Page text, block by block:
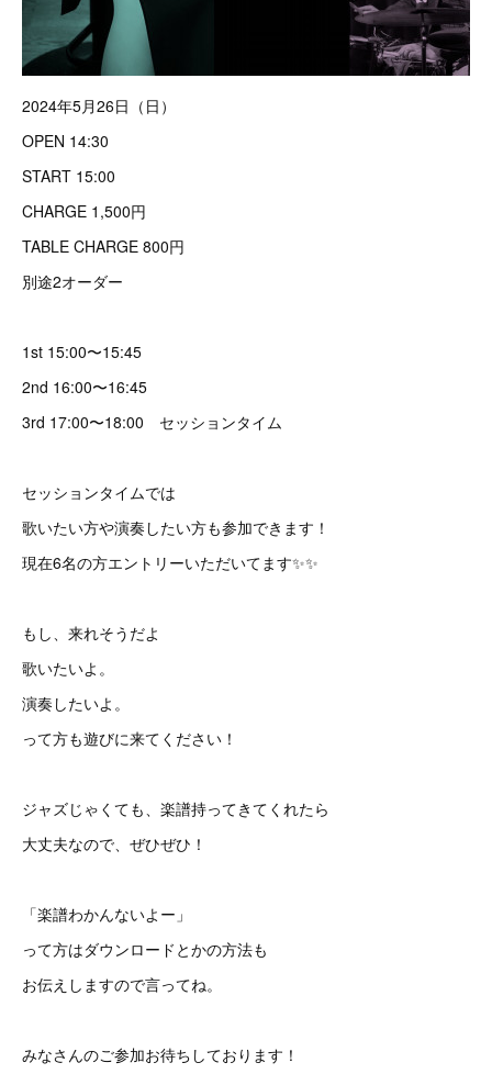
2024年5月26日（日）
OPEN 14:30
START 15:00
CHARGE 1,500円
TABLE CHARGE 800円
別途2オーダー
1st 15:00〜15:45
2nd 16:00〜16:45
3rd 17:00〜18:00 セッションタイム
セッションタイムでは
歌いたい方や演奏したい方も参加できます！
現在6名の方エントリーいただいてます✨✨
もし、来れそうだよ
歌いたいよ。
演奏したいよ。
って方も遊びに来てください！
ジャズじゃくても、楽譜持ってきてくれたら
大丈夫なので、ぜひぜひ！
「楽譜わかんないよー」
って方はダウンロードとかの方法も
お伝えしますので言ってね。
みなさんのご参加お待ちしております！